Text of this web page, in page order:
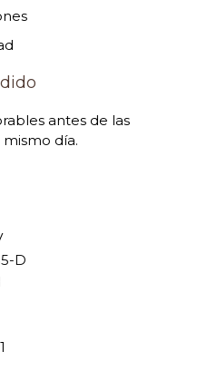
antes de las
día.
D